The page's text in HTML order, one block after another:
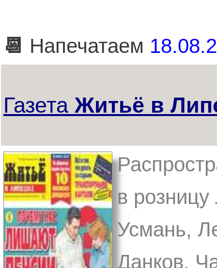
📆 Напечатаем
Газета Житьё в
в
Усмань,
Данков,